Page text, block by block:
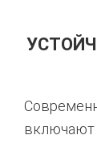
включают